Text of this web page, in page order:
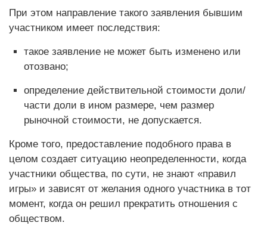
При этом направление такого заявления бывшим
участником имеет последствия:
такое заявление не может быть изменено или
отозвано;
определение действительной стоимости доли/
части доли в ином размере, чем размер
рыночной стоимости, не допускается.
Кроме того, предоставление подобного права в
целом создает ситуацию неопределенности, когда
участники общества, по сути, не знают «правил
игры» и зависят от желания одного участника в тот
момент, когда он решил прекратить отношения с
обществом.